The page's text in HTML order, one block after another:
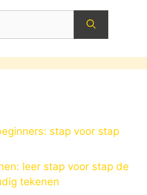
stap voor stap
leer stap voor stap de
tekenen